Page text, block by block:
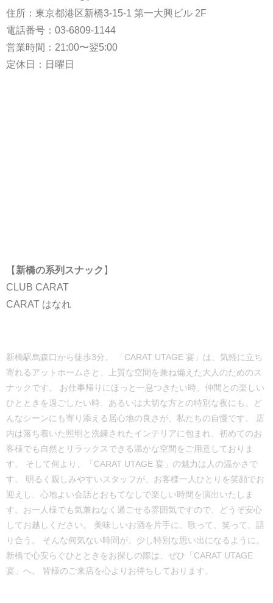
住所：東京都港区新橋3-15-1 第一大興ビル 2F
電話番号： 03-6809-1144
営業時間：21:00〜翌5:00
定休日：日曜日
【 新橋の系列スナック 】
CLUB CARAT
CARAT はなれ
新橋駅烏森口から徒歩3分。 「CARAT UTAGE 宴」は、気軽に立ち
寄れるアットホームさと、上質な空間を兼ね備えた大人のためのス
ナックです。 お仕事帰りにほっと一息つきたい時、仲間との楽しい
ひとときを過ごしたい時、あるいは大切な方との特別な夜にも。ど
んなシーンにも寄り添える居心地の良さが、私たちの自慢です。 店
内は落ち着いた照明と洗練されたインテリアに包まれ、初めてのお
客様でも自然とリラックスできる温かな空間をご用意しておりま
す。 そして何より、「CARAT UTAGE 宴」の魅力は人の温かさで
す。 明るく親しみやすいスタッフが、お客様一人ひとりを笑顔でお
迎えし、心地よい会話とおもてなしで楽しい時間を演出いたしま
す。お一人様でも気兼ねなく過ごせる雰囲気ですので、どうぞ安心
してお越しください。 美味しいお酒を片手に、歌って、笑って、語
り合う。 そんな何気ない時間が、少し特別な思い出になるように。
新橋で心安らぐひとときをお探しの際は、ぜひ「CARAT UTAGE
宴」へ。 皆様のご来店を心よりお待ちしております。